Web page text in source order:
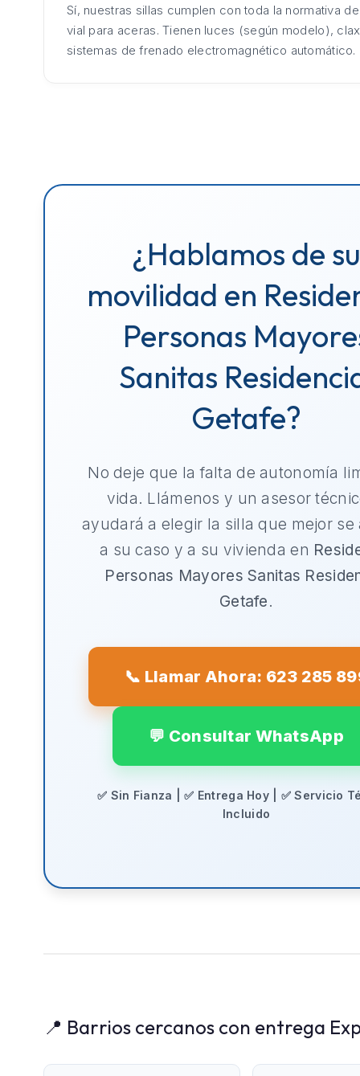
Sí, nuestras sillas cumplen con toda la normativa
vial para aceras. Tienen luces (según modelo),
sistemas de frenado electromagnético automático.
¿Hablamos de su
movilidad en
Personas
Sanitas
Getafe?
No deje que la falta de autonomía
vida. Llámenos y un asesor
ayudará a elegir la silla que mejor se
a su caso y a su vivienda en
Personas Mayores Sanitas
Getafe.
📞 Llamar Ahora: 623 285
💬 Consultar WhatsApp
✅ Sin Fianza | ✅ Entrega Hoy | ✅ Servicio
Incluido
📍 Barrios cercanos con entrega